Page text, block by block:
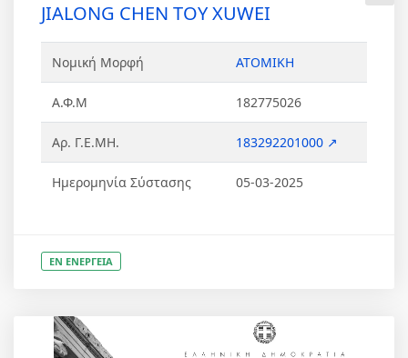
JIALONG CHEN TOY XUWEI
Νομική Μορφή ΑΤΟΜΙΚΗ
Α.Φ.Μ 182775026
Αρ. Γ.Ε.ΜΗ. 183292201000 ↗
Ημερομηνία Σύστασης 05-03-2025
ΕΝ ΕΝΕΡΓΕΙΑ